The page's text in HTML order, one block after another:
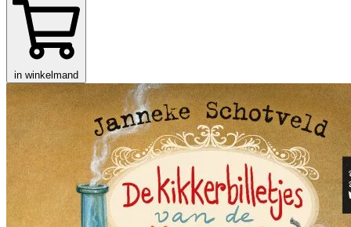
in winkelmand